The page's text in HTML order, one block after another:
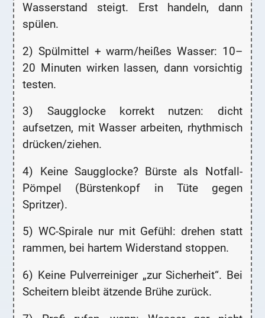
Wasserstand steigt. Erst handeln, dann
spülen.
2) Spülmittel + warm/heißes Wasser: 10–
20 Minuten wirken lassen, dann vorsichtig
testen.
3) Saugglocke korrekt nutzen: dicht
aufsetzen, mit Wasser arbeiten, rhythmisch
drücken/ziehen.
4) Keine Saugglocke? Bürste als Notfall-
Pömpel (Bürstenkopf in Tüte gegen
Spritzer).
5) WC-Spirale nur mit Gefühl: drehen statt
rammen, bei hartem Widerstand stoppen.
6) Keine Pulverreiniger „zur Sicherheit“. Bei
Scheitern bleibt ätzende Brühe zurück.